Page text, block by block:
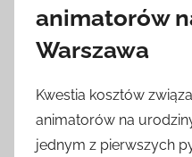
animatorów
Warszawa
Kwestia kosztów
animatorów na
jednym z pierwszych